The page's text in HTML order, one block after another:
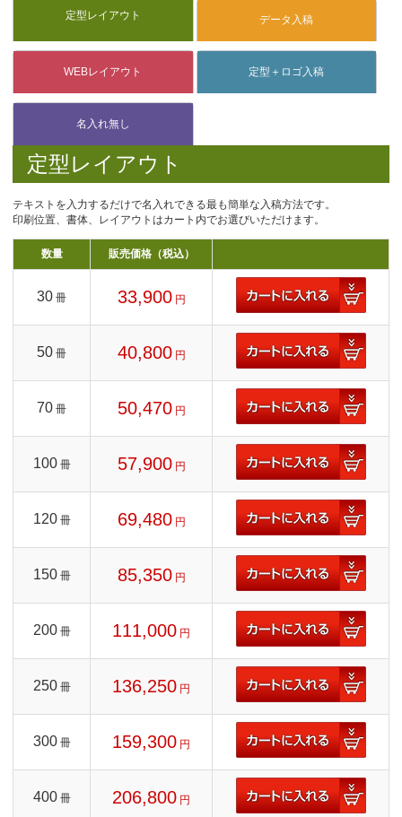
定型レイアウト
テキストを入力するだけで名入れできる最も簡単な入稿方法です。
印刷位置、書体、レイアウトはカート内でお選びいただけます。
数量 販売価格（税込）
30 冊 33,900 円
50 冊 40,800 円
70 冊 50,470 円
100 冊 57,900 円
120 冊 69,480 円
150 冊 85,350 円
200 冊 111,000 円
250 冊 136,250 円
300 冊 159,300 円
400 冊 206,800 円